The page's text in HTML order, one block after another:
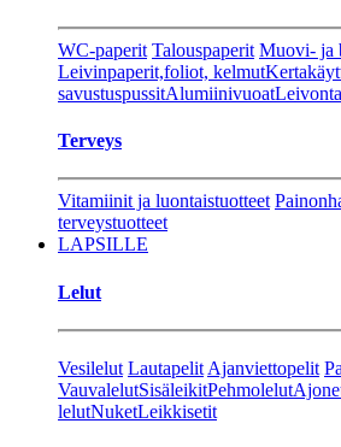
WC-paperit Talouspaperit Muovi- ja
Leivinpaperit,foliot, kelmut
savustuspussitAlumiinivuoat
Terveys
Vitamiinit ja luontaistuotteet
terveystuotteet
LAPSILLE
Lelut
Vesilelut Lautapelit Ajanviettopelit
VauvalelutSisäleikitPehmolelut
lelutNuketLeikkisetit